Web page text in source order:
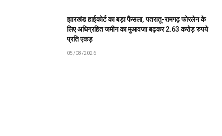
झारखंड हाईकोर्ट का बड़ा फैसला, पतरातू-रामगढ़ फोरलेन के
लिए अधिग्रहित जमीन का मुआवजा बढ़कर 2.63 करोड़ रुपये
प्रति एकड़
05/08/2026